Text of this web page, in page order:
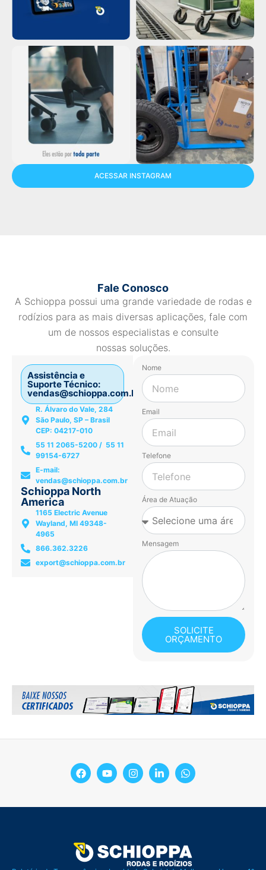
ACESSAR INSTAGRAM
Fale Conosco
A Schioppa possui uma grande variedade de rodas e
rodízios para as mais diversas aplicações, fale com
um de nossos especialistas e consulte
nossas soluções.
Assistência e
Suporte Técnico:
vendas@schioppa.com.br
R. Álvaro do Vale, 284
São Paulo, SP – Brasil
CEP: 04217-010
55 11 2065-5200 / 55 11
99154-6727
E-mail:
vendas@schioppa.com.br
Schioppa North
America
1165 Electric Avenue
Wayland, MI 49348-
4965
866.362.3226
export@schioppa.com.br
Nome
Email
Telefone
Área de Atuação
Mensagem
SOLICITE
ORÇAMENTO